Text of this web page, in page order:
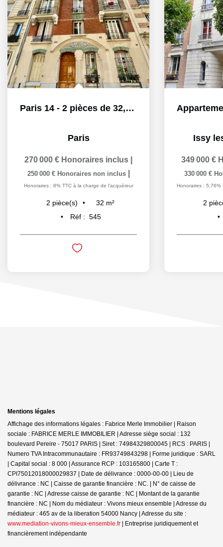
Paris 14 - 2 pièces de 32,4m2
Paris
270 000 € Honoraires inclus
250 000 € Honoraires non inclus
Honoraires : 8% TTC à la charge de l'acquéreur
2 pièce(s) 32 m²
Réf : 545
Issy
349 000 €
330 000 €
Honoraires : 5,76%
2
Mentions légales
Affichage des informations légales : Fabrice Merle Immobilier | Raison
sociale : FABRICE MERLE IMMOBILIER | Adresse siège social : 132
boulevard Pereire - 75017 PARIS | Siret : 74984329800045 | RCS : PARIS |
Numero TVA Intracommunautaire : FR93749843298 | Forme juridique : SARL
| Capital social : 8 000 | Assurance RCP : 103165800 | Carte T :
CPI75012018000029837 | Date de délivrance : 0000-00-00 | Lieu de
délivrance : NC | Caisse de garantie financière : NC. | N° de caisse de
garantie : NC | Adresse caisse de garantie : NC | Montant de la garantie
financière : NC | Nom du médiateur : Vivons mieux ensemble | Adresse du
médiateur : 465 av de la liberation 54000 Nancy | Adresse du site :
www.mediation-vivons-mieux-ensemble.fr | Entreprise juridiquement et
financièrement indépendante